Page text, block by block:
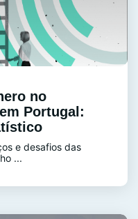
no
Portugal:
e desafios das
...